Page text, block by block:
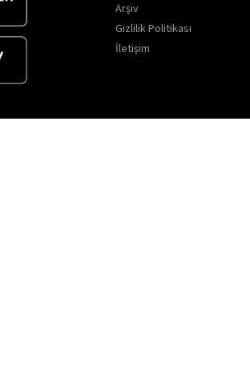
Arşiv
Gizlilik Politikası
İletişim